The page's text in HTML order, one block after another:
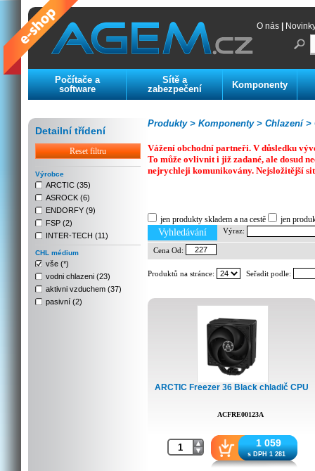
O nás
Počítače a
software
Sítě a
zabezpečení
Komponenty
Detailní třídení
Reset filtru
Výrobce
ARCTIC (35)
ASROCK (6)
ENDORFY (9)
FSP (2)
INTER-TECH (11)
CHL médium
vše (*)
vodni chlazeni (23)
aktivni vzduchem (37)
pasivní (2)
Chlazení >
Komponenty >
Produkty >
Vážení obchodní partneři. V důsledku
To může ovlivnit i již zadané, ale dosud
nejrychleji komunikovány. Nejsložitější
jen produkty skladem a na cestě jen
Vyhledávání Výraz:
Cena Od:
Produktů na stránce: Seřadit podle:
ARCTIC Freezer 36 Black chladič CPU
ACFRE00123A
1 059
s DPH 1 281